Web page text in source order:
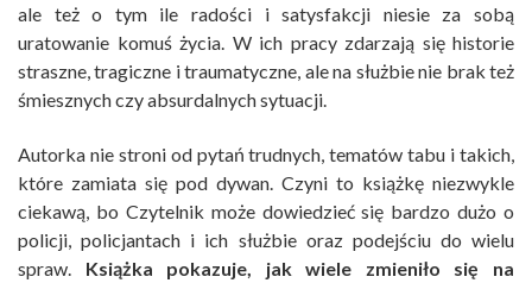
ale też o tym ile radości i satysfakcji niesie za sobą
uratowanie komuś życia. W ich pracy zdarzają się historie
straszne, tragiczne i traumatyczne, ale na służbie nie brak też
śmiesznych czy absurdalnych sytuacji.
Autorka nie stroni od pytań trudnych, tematów tabu i takich,
które zamiata się pod dywan. Czyni to książkę niezwykle
ciekawą, bo Czytelnik może dowiedzieć się bardzo dużo o
policji, policjantach i ich służbie oraz podejściu do wielu
spraw. Książka pokazuje, jak wiele zmieniło się na